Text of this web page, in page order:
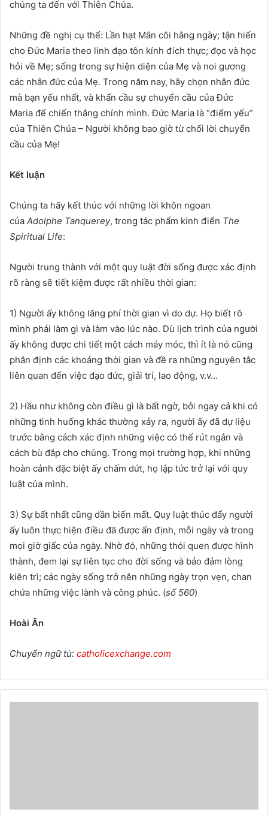
chúng ta đến với Thiên Chúa.
Những đề nghị cụ thể: Lần hạt Mân côi hằng ngày; tận hiến
cho Đức Maria theo linh đạo tôn kính đích thực; đọc và học
hỏi về Mẹ; sống trong sự hiện diện của Mẹ và noi gương
các nhân đức của Mẹ. Trong năm nay, hãy chọn nhân đức
mà bạn yếu nhất, và khẩn cầu sự chuyển cầu của Đức
Maria để chiến thắng chính mình. Đức Maria là “điểm yếu”
của Thiên Chúa – Người không bao giờ từ chối lời chuyển
cầu của Mẹ!
Kết luận
Chúng ta hãy kết thúc với những lời khôn ngoan
của Adolphe Tanquerey, trong tác phẩm kinh điển The
Spiritual Life:
Người trung thành với một quy luật đời sống được xác định
rõ ràng sẽ tiết kiệm được rất nhiều thời gian:
1) Người ấy không lãng phí thời gian vì do dự. Họ biết rõ
mình phải làm gì và làm vào lúc nào. Dù lịch trình của người
ấy không được chi tiết một cách máy móc, thì ít là nó cũng
phân định các khoảng thời gian và đề ra những nguyên tắc
liên quan đến việc đạo đức, giải trí, lao động, v.v…
2) Hầu như không còn điều gì là bất ngờ, bởi ngay cả khi có
những tình huống khác thường xảy ra, người ấy đã dự liệu
trước bằng cách xác định những việc có thể rút ngắn và
cách bù đắp cho chúng. Trong mọi trường hợp, khi những
hoàn cảnh đặc biệt ấy chấm dứt, họ lập tức trở lại với quy
luật của mình.
3) Sự bất nhất cũng dần biến mất. Quy luật thúc đẩy người
ấy luôn thực hiện điều đã được ấn định, mỗi ngày và trong
mọi giờ giấc của ngày. Nhờ đó, những thói quen được hình
thành, đem lại sự liên tục cho đời sống và bảo đảm lòng
kiên trì; các ngày sống trở nên những ngày trọn vẹn, chan
chứa những việc lành và công phúc. (số 560)
Hoài Ân
Chuyển ngữ từ: catholicexchange.com